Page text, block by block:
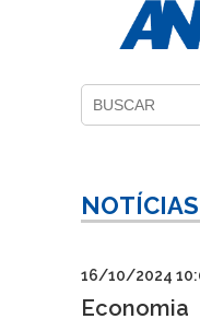
NOTÍCIAS
16/10/2024
Economia